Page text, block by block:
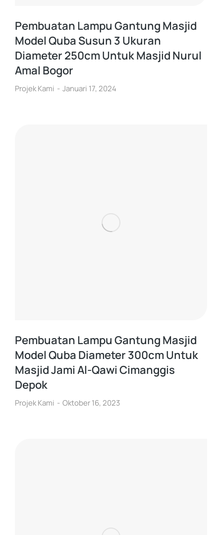
Pembuatan Lampu Gantung Masjid
Model Quba Susun 3 Ukuran
Diameter 250cm Untuk Masjid Nurul
Amal Bogor
Projek Kami Januari 17, 2024
Pembuatan Lampu Gantung Masjid
Model Quba Diameter 300cm Untuk
Masjid Jami Al-Qawi Cimanggis
Depok
Projek Kami Oktober 16, 2023